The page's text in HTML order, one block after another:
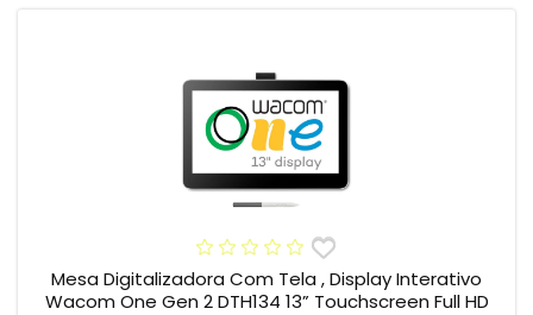
Mesa Digitalizadora Com Tela , Display Interativo
Wacom One Gen 2 DTH134 13” Touchscreen Full HD